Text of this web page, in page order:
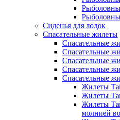
Сиденья для лодок
Спасательные жилеты
Спасательные
Спасательные
Спасательные
Спасательные
Спасательные
Жилеты
Жилеты
Жилеты
молнией